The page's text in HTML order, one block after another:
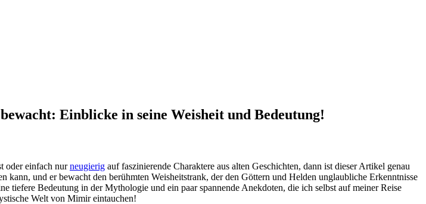
Einblicke in seine Weisheit und Bedeutung!
‌oder einfach nurneugierig auf faszinierende Charaktere aus alten Geschichten, dann ist dieser Artikel genau
und er bewacht ​den berühmten ⁣Weisheitstrank, der den Göttern und Helden unglaubliche ⁤Erkenntnisse
Bedeutung in der Mythologie und ein paar‌ spannende Anekdoten, die ich selbst auf meiner Reise
Welt von Mimir eintauchen!